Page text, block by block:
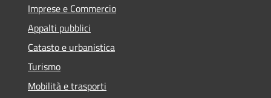
Imprese e Commercio
Appalti pubblici
Catasto e urbanistica
Turismo
Mobilità e trasporti